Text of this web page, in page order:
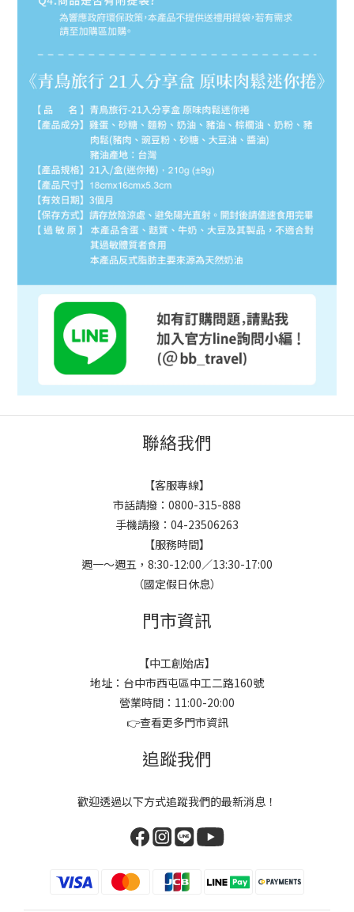
聯絡我們
【客服專線】
市話請撥：0800-315-888
手機請撥：04-23506263
【服務時間】
週一～週五，8:30-12:00／13:30-17:00
（國定假日休息）
門市資訊
【中工創始店】
地址：台中市西屯區中工二路160號
營業時間：11:00-20:00
👉查看更多門市資訊
追蹤我們
歡迎透過以下方式追蹤我們的最新消息！